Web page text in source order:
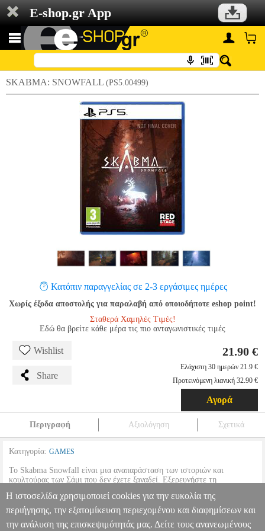
E-shop.gr App
SKABMA: SNOWFALL (PS5.00499)
Κατόπιν παραγγελίας σε 2-3 εργάσιμες ημέρες
Χωρίς έξοδα αποστολής για παραλαβή από οποιοδήποτε eshop point!
Σταθερά Χαμηλές Τιμές!
Εδώ θα βρείτε κάθε μέρα τις πιο ανταγωνιστικές τιμές
Wishlist
Share
21.90 €
Ελάχιστη 30 ημερών 21.9 €
Προτεινόμενη λιανική 32.90 €
Αγορά
Περιγραφή Αξιολόγηση Σχετικά
Κατηγορία: GAMES
Το Skabma Snowfall είναι μια αναπαράσταση των ιστοριών και
κουλτούρας των Σάμι που δεν έχετε ξαναδεί. Εξερευνήστε τη
ιστορίες. Χρησιμοποιήστε το μυαλό σας για να λύσετε γρίφους και
προκλήσεις σε αυτήν την αφηγηματική περιπέτεια τρίτου προσώπου.
SKABMA: SNOWFALL PS5.00499 PS5.00499 - - GAMES
Η ιστοσελίδα χρησιμοποιεί cookies για την ευκολία της
περιήγησης, την εξατομίκευση περιεχομένου και διαφημίσεων και
την ανάλυση της επισκεψιμότητάς μας. Δείτε τους ανανεωμένους